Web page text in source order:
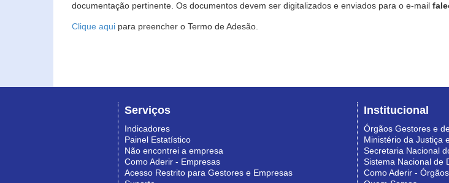
documentação pertinente. Os documentos devem ser digitalizados e enviados para o e-mail
Clique aqui para preencher o Termo de Adesão.
Serviços
Indicadores
Painel Estatístico
Não encontrei a empresa
Como Aderir - Empresas
Acesso Restrito para Gestores e Empresas
Institucional
Órgãos Gestores e
Ministério da Justiça
Secretaria Nacional
Sistema Nacional de
Como Aderir -